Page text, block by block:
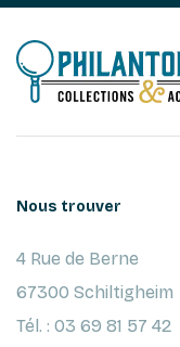
Nous trouver
4 Rue de Berne
67300 Schiltigheim
Tél. : 03 69 81 57 42